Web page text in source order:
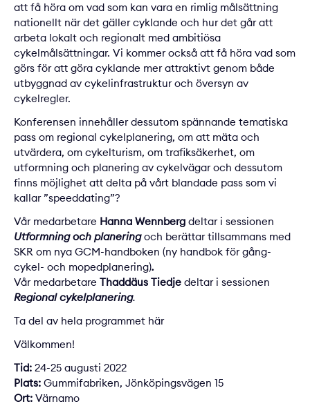
att få höra om vad som kan vara en rimlig målsättning
nationellt när det gäller cyklande och hur det går att
arbeta lokalt och regionalt med ambitiösa
cykelmålsättningar. Vi kommer också att få höra vad som
görs för att göra cyklande mer attraktivt genom både
utbyggnad av cykelinfrastruktur och översyn av
cykelregler.
Konferensen innehåller dessutom spännande tematiska
pass om regional cykelplanering, om att mäta och
utvärdera, om cykelturism, om trafiksäkerhet, om
utformning och planering av cykelvägar och dessutom
finns möjlighet att delta på vårt blandade pass som vi
kallar ”speeddating”?
Vår medarbetare Hanna Wennberg deltar i sessionen
Utformning och planeringoch berättar tillsammans med
SKR om nya GCM-handboken (ny handbok för gång-
cykel- och mopedplanering).
Vår medarbetare Thaddäus Tiedje deltar i sessionen
Regional cykelplanering.
Ta del av hela programmet här
Välkommen!
Tid: 24-25 augusti 2022
Plats: Gummifabriken, Jönköpingsvägen 15
Ort: Värnamo